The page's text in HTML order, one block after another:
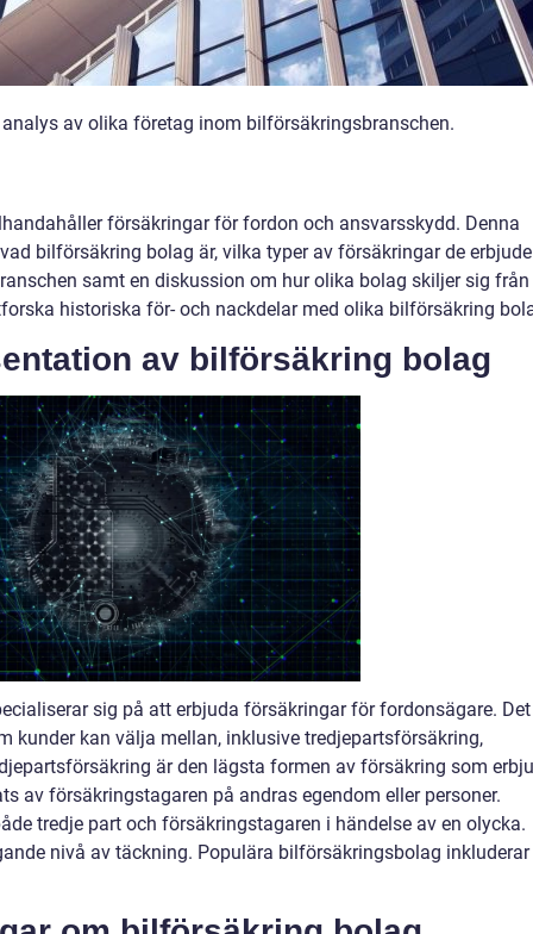
av olika företag inom bilförsäkringsbranschen.
försäkringar för fordon och ansvarsskydd. Denna
bilförsäkring bolag är, vilka typer av försäkringar de
samt en diskussion om hur olika bolag skiljer sig från
historiska för- och nackdelar med olika bilförsäkring
av bilförsäkring bolag
sig på att erbjuda försäkringar för fordonsägare. Det
kunder kan välja mellan, inklusive tredjepartsförsäkring,
är den lägsta formen av försäkring som
av försäkringstagaren på andras egendom eller personer.
tredje part och försäkringstagaren i händelse av en olycka.
nivå av täckning. Populära bilförsäkringsbolag inkluderar